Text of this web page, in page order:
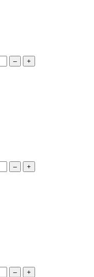
– +
– +
– +